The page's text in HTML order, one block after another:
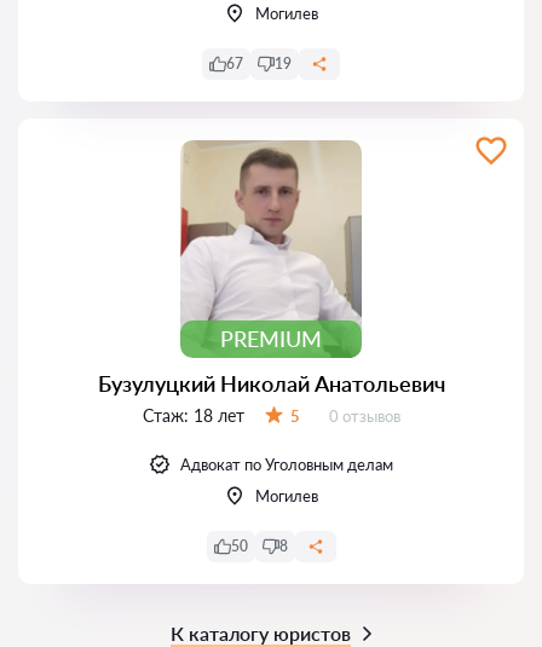
Могилев
67 19
PREMIUM
Бузулуцкий Николай Анатольевич
Стаж: 18 лет 5 Отзывов:
0 отзывов
Адвокат по Уголовным делам
Могилев
50 8
К каталогу юристов